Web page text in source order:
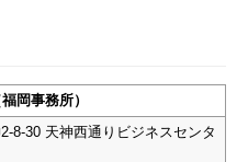
岡事務所）
8-30 天神西通りビジネスセンタ